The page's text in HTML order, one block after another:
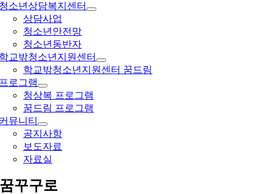
소년상담복지센터
상담사업
청소년안전망
청소년동반자
교밖청소년지원센터
학교밖청소년지원센터 꿈드림
로그램
청상복 프로그램
꿈드림 프로그램
뮤니티
공지사항
보도자료
자료실
꿈꾸구로